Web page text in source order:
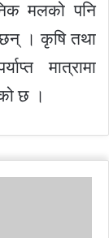
मलको पनि
छन् । कृषि तथा
मात्रामा
छ ।